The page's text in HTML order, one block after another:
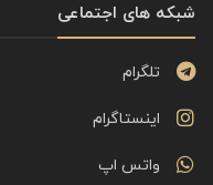
شبکه های اجتماعی
تلگرام
اینستاگرام
واتس اپ